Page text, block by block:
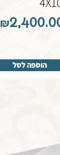
₪
הוספה לסל